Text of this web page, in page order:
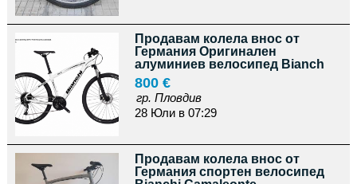
Продавам колела внос от
Германия Оригинален
алуминиев велосипед Bianch
800 €
гр. Пловдив
28 Юли в 07:29
Продавам колела внос от
Германия спортен велосипед